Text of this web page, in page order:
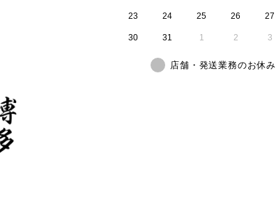
23 24 25 26 27
30 31 1 2 3
店舗・発送業務のお休み